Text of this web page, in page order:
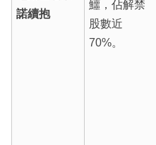
諾續抱
鱷，佔解禁
股數近
70%。